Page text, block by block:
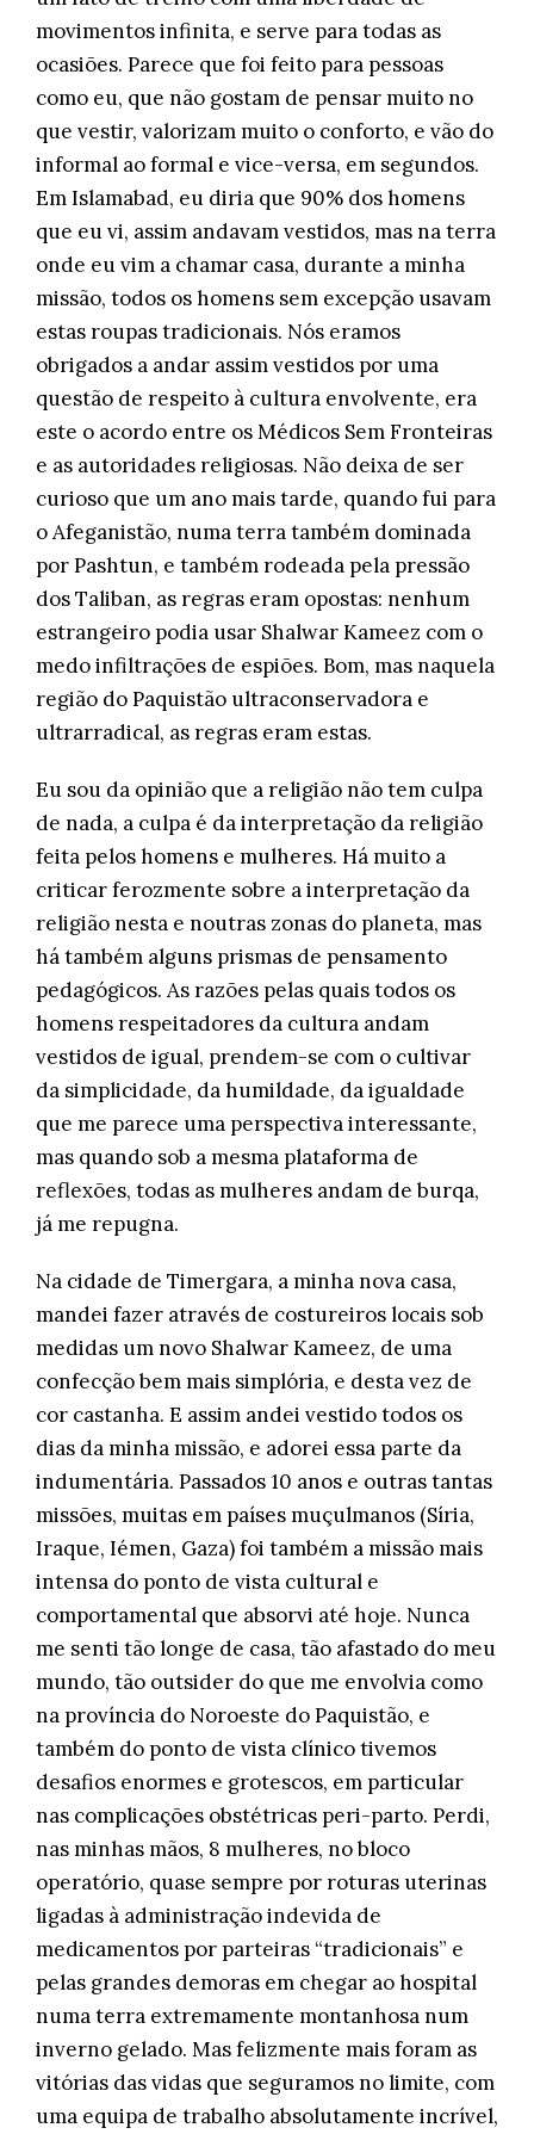
movimentos infinita, e serve para todas as
ocasiões. Parece que foi feito para pessoas
como eu, que não gostam de pensar muito no
que vestir, valorizam muito o conforto, e vão do
informal ao formal e vice-versa, em segundos.
Em Islamabad, eu diria que 90% dos homens
que eu vi, assim andavam vestidos, mas na terra
onde eu vim a chamar casa, durante a minha
missão, todos os homens sem excepção usavam
estas roupas tradicionais. Nós eramos
obrigados a andar assim vestidos por uma
questão de respeito à cultura envolvente, era
este o acordo entre os Médicos Sem Fronteiras
e as autoridades religiosas. Não deixa de ser
curioso que um ano mais tarde, quando fui para
o Afeganistão, numa terra também dominada
por Pashtun, e também rodeada pela pressão
dos Taliban, as regras eram opostas: nenhum
estrangeiro podia usar Shalwar Kameez com o
medo infiltrações de espiões. Bom, mas naquela
região do Paquistão ultraconservadora e
ultrarradical, as regras eram estas.
Eu sou da opinião que a religião não tem culpa
de nada, a culpa é da interpretação da religião
feita pelos homens e mulheres. Há muito a
criticar ferozmente sobre a interpretação da
religião nesta e noutras zonas do planeta, mas
há também alguns prismas de pensamento
pedagógicos. As razões pelas quais todos os
homens respeitadores da cultura andam
vestidos de igual, prendem-se com o cultivar
da simplicidade, da humildade, da igualdade
que me parece uma perspectiva interessante,
mas quando sob a mesma plataforma de
reflexões, todas as mulheres andam de burqa,
já me repugna.
Na cidade de Timergara, a minha nova casa,
mandei fazer através de costureiros locais sob
medidas um novo Shalwar Kameez, de uma
confecção bem mais simplória, e desta vez de
cor castanha. E assim andei vestido todos os
dias da minha missão, e adorei essa parte da
indumentária. Passados 10 anos e outras tantas
missões, muitas em países muçulmanos (Síria,
Iraque, Iémen, Gaza) foi também a missão mais
intensa do ponto de vista cultural e
comportamental que absorvi até hoje. Nunca
me senti tão longe de casa, tão afastado do meu
mundo, tão outsider do que me envolvia como
na província do Noroeste do Paquistão, e
também do ponto de vista clínico tivemos
desafios enormes e grotescos, em particular
nas complicações obstétricas peri-parto. Perdi,
nas minhas mãos, 8 mulheres, no bloco
operatório, quase sempre por roturas uterinas
ligadas à administração indevida de
medicamentos por parteiras “tradicionais” e
pelas grandes demoras em chegar ao hospital
numa terra extremamente montanhosa num
inverno gelado. Mas felizmente mais foram as
vitórias das vidas que seguramos no limite, com
uma equipa de trabalho absolutamente incrível,